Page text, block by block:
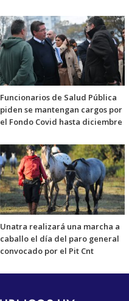
Funcionarios de Salud Pública
piden se mantengan cargos por
el Fondo Covid hasta diciembre
Unatra realizará una marcha a
caballo el día del paro general
convocado por el Pit Cnt